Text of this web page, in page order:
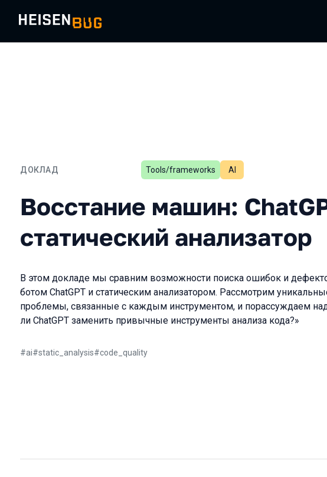
ДОКЛАД
Восстание машин: ChatGPT vs
Tools/frameworks AI
Восстание машин:
статический анализатор
В этом докладе мы сравним возможности поиска ошибок и
ботом ChatGPT и статическим анализатором. Рассмотрим
проблемы, связанные с каждым инструментом, и порассуждаем
ли ChatGPT заменить привычные инструменты анализа кода?»
#ai#static_analysis#code_quality